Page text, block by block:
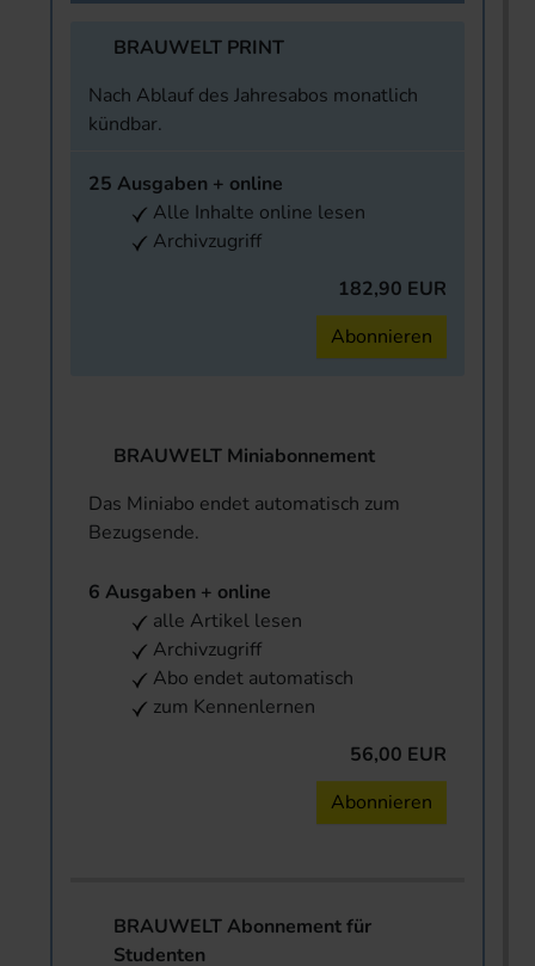
BRAUWELT PRINT
Nach Ablauf des Jahresabos monatlich
kündbar.
25 Ausgaben + online
Alle Inhalte online lesen
Archivzugriff
182,90 EUR
Abonnieren
BRAUWELT Miniabonnement
Das Miniabo endet automatisch zum
Bezugsende.
6 Ausgaben + online
alle Artikel lesen
Archivzugriff
Abo endet automatisch
zum Kennenlernen
56,00 EUR
Abonnieren
BRAUWELT Abonnement für
Studenten